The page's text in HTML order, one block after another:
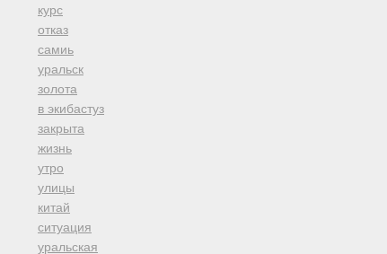
курс
отказ
самиь
уральск
золота
в экибастуз
закрыта
жизнь
утро
улицы
китай
ситуация
уральская